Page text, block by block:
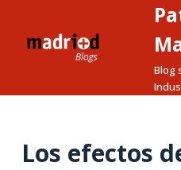
a
Blog
Los efectos